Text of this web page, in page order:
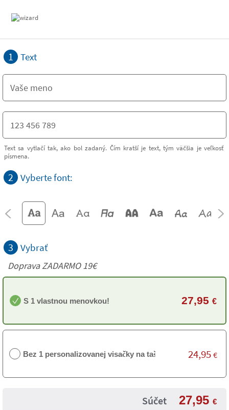
1 Text
Text sa vytlačí tak, ako bol zadaný. Čím kratší je text, tým väčšia je veľkosť
písmena.
2 Vyberte font:
3 Vybrať
Doprava ZADARMO 19€
S 1 vlastnou menovkou! 27,95 €
Bez 1 personalizovanej visačky na tašku 24,95 €
Súčet 27,95 €